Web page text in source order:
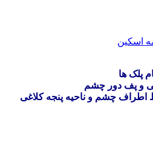
اسکین
پلک ها
و پف دور چشم
چشم و ناحیه پنجه کلاغی